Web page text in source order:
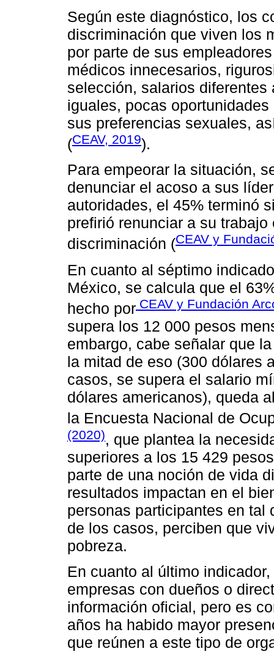
Según este diagnóstico, los
discriminación que viven los
por parte de sus
médicos innecesarios,
selección, salarios
iguales, pocas
sus preferencias sexuales,
(CEAV, 2019).
Para empeorar la situación,
denunciar el acoso a sus
autoridades, el 45% terminó
prefirió renunciar a su
discriminación (CEAV y
En cuanto al séptimo
México, se calcula que el
hecho por CEAV y Fundación
supera los 12 000 pesos
embargo, cabe señalar que
la mitad de eso (300 dólares
casos, se supera el salario
dólares americanos), queda
la Encuesta Nacional de
(2020), que plantea la
superiores a los 15 429
parte de una noción de vida
resultados impactan en el
personas participantes en
de los casos, perciben que
pobreza.
En cuanto al último
empresas con dueños o
información oficial, pero es
años ha habido mayor
que reúnen a este tipo de